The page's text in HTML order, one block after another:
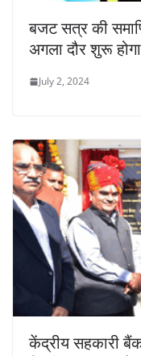
बजट सत्र की
अगला दौर शुरू होगा
July 2, 2024
केंद्रीय सहकारी